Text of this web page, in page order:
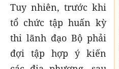
Tuy nhiên, trước khi
tổ chức tập huấn kỳ
thi lãnh đạo Bộ phải
đợi tập hợp ý kiến